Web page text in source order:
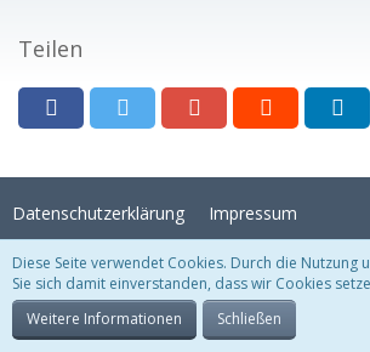
Teilen
Datenschutzerklärung Impressum
Stil:Crystal Temptation , erstellt von
Community-Software:
Diese Seite verwendet Cookies. Durch die Nutzung
Sie sich damit einverstanden, dass wir Cookies
Weitere Informationen
Schließen